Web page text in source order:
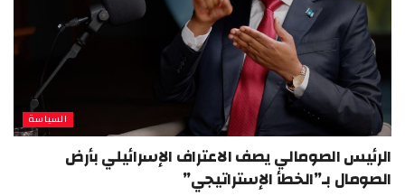
السياسة
الرئيس الصومالي يصف الاعتراف الإسرائيلي بأرض
الصومال بـ”الخطأ الإستراتيجي”